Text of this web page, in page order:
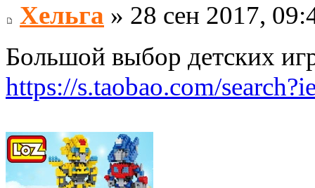
Хельга » 28 сен 2017,
Большой выбор детских
https://s.taobao.com/